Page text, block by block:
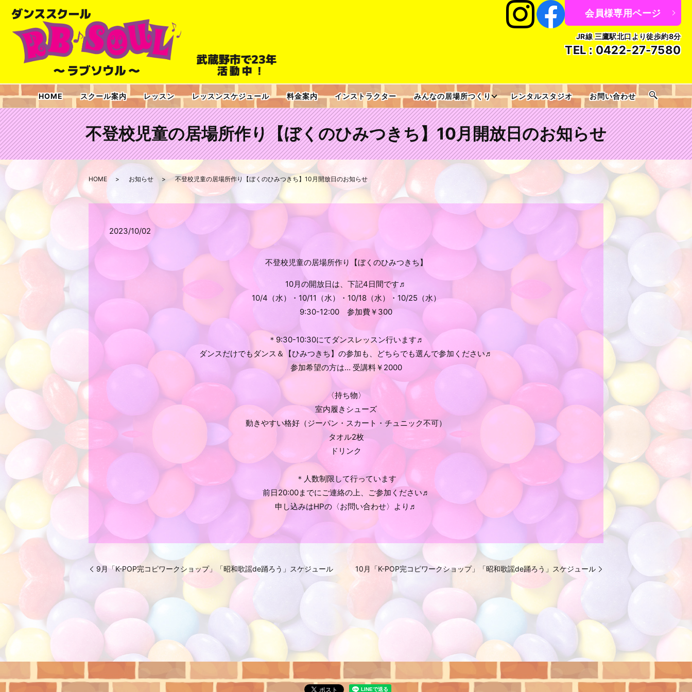
HOME スクール案内 レッスン レッスンスケジュール 料金案内 インストラクター みんなの居場所つくり レンタルスタジオ お問い合わせ
会員様専用ページ
JR線 三鷹駅北口より徒歩約8分
TEL :0422-27-7580
不登校児童の居場所作り【ぼくのひみつきち】10月開放日のお知らせ
HOME お知らせ 不登校児童の居場所作り【ぼくのひみつきち】10月開放日のお知らせ
2023/10/02
不登校児童の居場所作り【ぼくのひみつきち】
10月の開放日は、下記4日間です♬
10/4（水）・10/11（水）・10/18（水）・10/25（水）
9:30-12:00 参加費￥300
＊9:30-10:30にてダンスレッスン行います♬
ダンスだけでもダンス＆【ひみつきち】の参加も、どちらでも選んで参加ください♬
参加希望の方は… 受講料￥2000
〈持ち物〉
室内履きシューズ
動きやすい格好（ジーパン・スカート・チュニック不可）
タオル2枚
ドリンク
＊人数制限して行っています
前日20:00までにご連絡の上、ご参加ください♬
申し込みはHPの〈お問い合わせ〉より♬
9月「K-POP完コピワークショップ」「昭和歌謡de踊ろう」スケジュール 10月「K-POP完コピワークショップ」「昭和歌謡de踊ろう」スケジュール